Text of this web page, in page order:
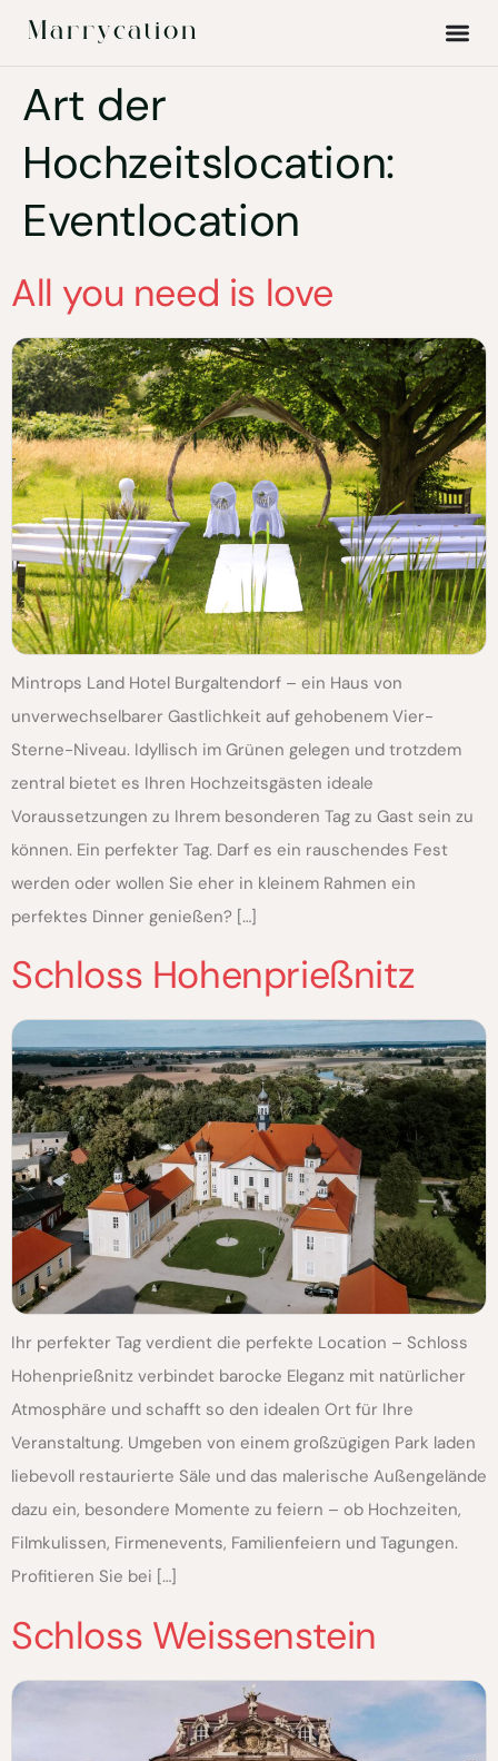
Marrycation
Art der
Hochzeitslocation:
Eventlocation
All you need is love
Mintrops Land Hotel Burgaltendorf – ein Haus von
unverwechselbarer Gastlichkeit auf gehobenem Vier-
Sterne-Niveau. Idyllisch im Grünen gelegen und trotzdem
zentral bietet es Ihren Hochzeitsgästen ideale
Voraussetzungen zu Ihrem besonderen Tag zu Gast sein zu
können. Ein perfekter Tag. Darf es ein rauschendes Fest
werden oder wollen Sie eher in kleinem Rahmen ein
perfektes Dinner genießen? […]
Schloss Hohenprießnitz
Ihr perfekter Tag verdient die perfekte Location – Schloss
Hohenprießnitz verbindet barocke Eleganz mit natürlicher
Atmosphäre und schafft so den idealen Ort für Ihre
Veranstaltung. Umgeben von einem großzügigen Park laden
liebevoll restaurierte Säle und das malerische Außengelände
dazu ein, besondere Momente zu feiern – ob Hochzeiten,
Filmkulissen, Firmenevents, Familienfeiern und Tagungen.
Profitieren Sie bei […]
Schloss Weissenstein